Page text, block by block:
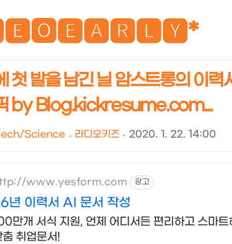
첫 발을 남긴 닐 암스트롱의 이력
by Blog.kickresume.com...
Science 라디오키즈 2020. 1. 22. 14:00
www.yesform.com 광고
년 이력서 AI 문서 작성
만개 서식 지원, 언제 어디서든 편리하고 스마
춤 취업문서!